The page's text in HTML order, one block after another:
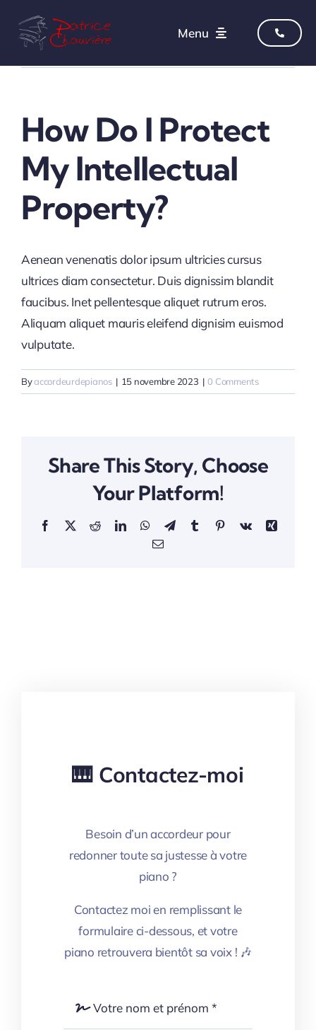
content
Menu
Accueil
Mes services
Conseil achat et expertise
Blog
Contact
How Do I Protect
My Intellectual
Property?
Aenean venenatis dolor ipsum ultricies cursus
ultrices diam consectetur. Duis dignissim blandit
faucibus. Inet pellentesque aliquet rutrum eros.
Aliquam aliquet mauris eleifend dignisim euismod
vulputate.
Byaccordeurdepianos | 15 novembre 2023 | 0 Comments
Share This Story, Choose
Your Platform!
Facebook
X RedditLinkedInWhatsApp
TelegramTumblrPinterestVk
Xing
Email
🎹 Contactez-moi
Besoin d’un accordeur pour
redonner toute sa justesse à votre
piano ?
Contactez moi en remplissant le
formulaire ci-dessous, et votre
piano retrouvera bientôt sa voix ! 🎶